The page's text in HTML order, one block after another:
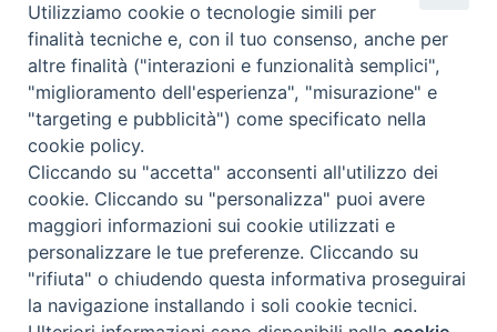
Diocesi di Melfi Rapolla Venosa
• Largo Duomo, 12 - 85025 MELFI (PZ) •
Tel. 0972238604
PEC ufficiale della Diocesi:
diocesi.melfi_rapolla_venosa@legalmail.it
Utilizziamo cookie o tecnologie simili per
finalità tecniche e, con il tuo consenso, anche per
altre finalità ("interazioni e funzionalità semplici",
"miglioramento dell'esperienza", "misurazione" e
"targeting e pubblicità") come specificato nella
cookie policy.
Cliccando su "accetta" acconsenti all'utilizzo dei
cookie. Cliccando su "personalizza" puoi avere
maggiori informazioni sui cookie utilizzati e
personalizzare le tue preferenze. Cliccando su
"rifiuta" o chiudendo questa informativa proseguirai
la navigazione installando i soli cookie tecnici.